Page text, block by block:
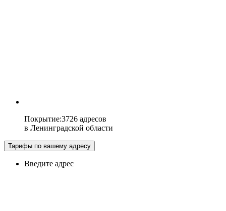
Покрытие:3726 адресов
в Ленинградской области
Тарифы по вашему адресу
Введите адрес